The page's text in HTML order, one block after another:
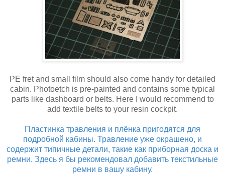
PE fret and small film should also come handy for detailed
cabin. Photoetch is pre-painted and contains some typical
parts like dashboard or belts. Here I would recommend to
add textile belts to your resin cockpit.
Пластинка травления и плёнка пригодятся для
подробной кабины. Травление уже окрашено, и
содержит типичные детали, такие как приборная доска и
ремни. Здесь я бы рекомендовал добавить текстильные
ремни в вашу кабину.